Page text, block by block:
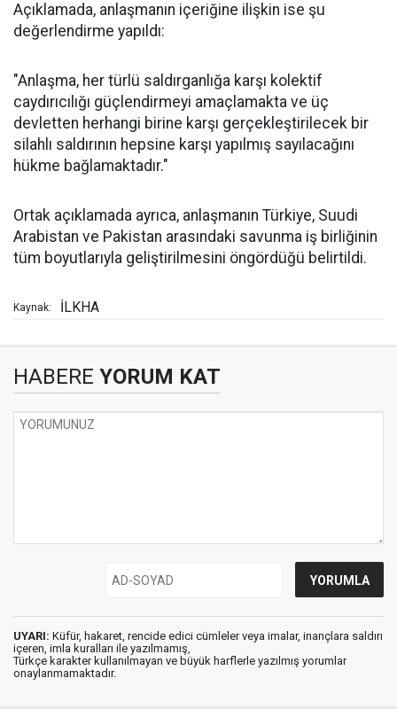
Açıklamada, anlaşmanın içeriğine ilişkin ise şu
değerlendirme yapıldı:
"Anlaşma, her türlü saldırganlığa karşı kolektif
caydırıcılığı güçlendirmeyi amaçlamakta ve üç
devletten herhangi birine karşı gerçekleştirilecek bir
silahlı saldırının hepsine karşı yapılmış sayılacağını
hükme bağlamaktadır."
Ortak açıklamada ayrıca, anlaşmanın Türkiye, Suudi
Arabistan ve Pakistan arasındaki savunma iş birliğinin
tüm boyutlarıyla geliştirilmesini öngördüğü belirtildi.
Kaynak: İLKHA
HABERE YORUM KAT
UYARI: Küfür, hakaret, rencide edici cümleler veya imalar, inançlara saldırı
içeren, imla kuralları ile yazılmamış,
Türkçe karakter kullanılmayan ve büyük harflerle yazılmış yorumlar
onaylanmamaktadır.